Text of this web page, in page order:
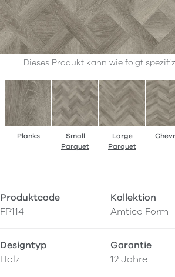
Dieses Produkt kann wie folgt
Planks
Small
Parquet
Large
Parquet
Produktcode
FP114
Kollektion
Amtico Form
Designtyp
Holz
Garantie
12 Jahre